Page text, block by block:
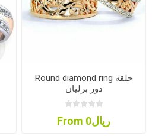
Round diamond ring حلقه
دور برلیان
From ریال0